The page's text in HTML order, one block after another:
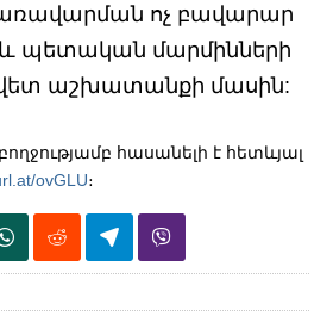
ոչ բավարար
պետական մարմինների
աշխատանքի մասին:
հասանելի է հետևյալ
ovGLU։